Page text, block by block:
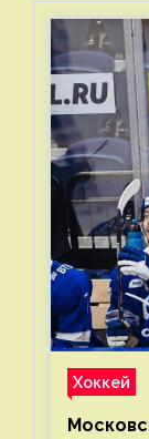
Хоккей